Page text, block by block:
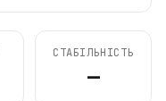
СТАБІЛЬНІСТЬ
—